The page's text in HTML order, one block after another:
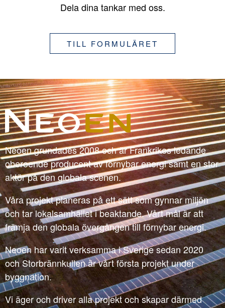
Dela dina tankar med oss.
TILL FORMULÄRET
Neoen grundades 2008 och är Frankrikes ledande
oberoende producent av förnybar energi samt en stor
aktör på den globala scenen.
Våra projekt planeras på ett sätt som gynnar miljön
och tar lokalsamhället i beaktande. Vårt mål är att
främja den globala övergången till förnybar energi.
Neoen har varit verksamma i Sverige sedan 2020
och Storbrännkullen är vårt första projekt under
byggnation.
Vi äger och driver alla projekt och skapar därmed